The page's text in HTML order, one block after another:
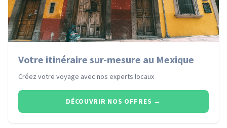
Votre itinéraire sur-mesure au Mexique
Créez votre voyage avec nos experts locaux
DÉCOUVRIR NOS OFFRES →